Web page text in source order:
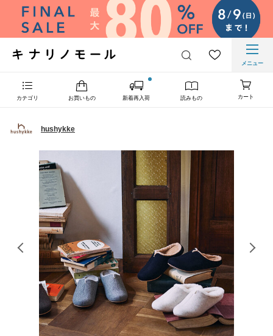
メニュー
カテゴリ お買いもの 新着再入荷 読みもの カート
hushykke